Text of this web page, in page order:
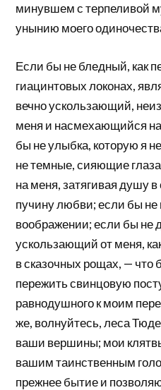
минувшем с терпеливой
унынию моего
Если бы не бледный, как
гиацинтовых локонах,
вечно ускользающий,
меня и насмехающийся
бы не улыбка, которую я
не темные, сияющие
на меня, затягивая душу
пучину любви; если бы
воображении; если бы не
ускользающий от меня,
в сказочных рощах, — что
пережить свинцовую
равнодушного к моим
же, волнуйтесь, леса
ваши вершины; мои
вашим таинственным
прежнее бытие и